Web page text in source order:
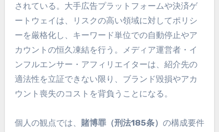
されている。大手広告プラットフォームや決済ゲ
ートウェイは、リスクの高い領域に対してポリシ
ーを厳格化し、キーワード単位での自動停止やア
カウントの恒久凍結を行う。メディア運営者・イ
ンフルエンサー・アフィリエイターは、紹介先の
適法性を立証できない限り、ブランド毀損やアカ
ウント喪失のコストを背負うことになる。
個人の観点では、 賭博罪（刑法185条） の構成要件